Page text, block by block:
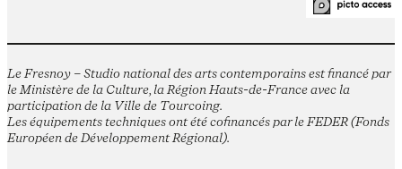
Le Fresnoy – Studio national des arts contemporains est financé par
le Ministère de la Culture, la Région Hauts-de-France avec la
participation de la Ville de Tourcoing.
Les équipements techniques ont été cofinancés par le FEDER (Fonds
Européen de Développement Régional).